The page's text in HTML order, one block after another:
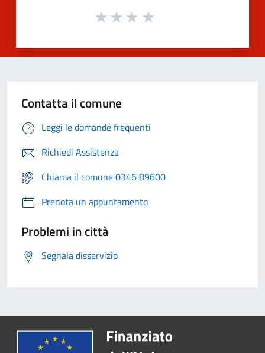
Contatta il comune
Leggi le domande frequenti
Richiedi Assistenza
Chiama il comune 0346 89600
Prenota un appuntamento
Problemi in città
Segnala disservizio